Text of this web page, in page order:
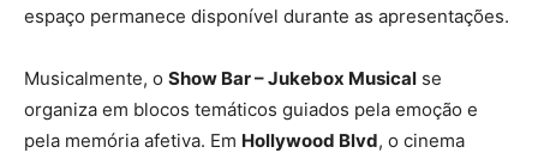
espaço permanece disponível durante as apresentações.
Musicalmente, o Show Bar – Jukebox Musical se
organiza em blocos temáticos guiados pela emoção e
pela memória afetiva. Em Hollywood Blvd, o cinema